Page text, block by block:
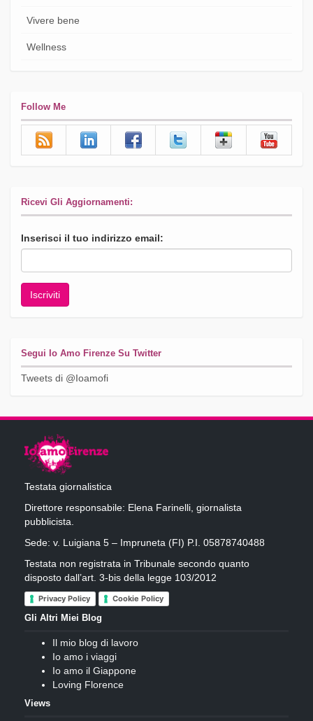
Vivere bene
Wellness
Follow Me
Ricevi Gli Aggiornamenti:
Inserisci il tuo indirizzo email:
Segui Io Amo Firenze Su Twitter
Tweets di @Ioamofi
Testata giornalistica
Direttore responsabile: Elena Farinelli, giornalista
pubblicista.
Sede: v. Luigiana 5 – Impruneta (FI) P.I. 05878740488
Testata non registrata in Tribunale secondo quanto
disposto dall’art. 3-bis della legge 103/2012
Privacy Policy Cookie Policy
Gli Altri Miei Blog
Il mio blog di lavoro
Io amo i viaggi
Io amo il Giappone
Loving Florence
Views